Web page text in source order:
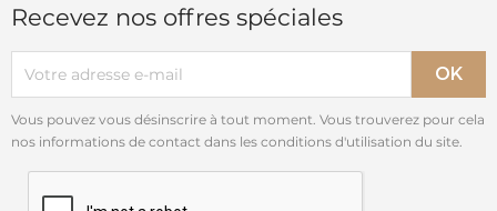
Recevez nos offres spéciales
Vous pouvez vous désinscrire à tout moment. Vous trouverez pour cela
nos informations de contact dans les conditions d'utilisation du site.